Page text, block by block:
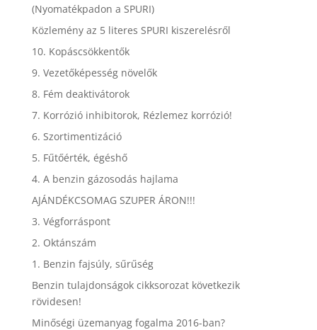
(Nyomatékpadon a SPURI)
Közlemény az 5 literes SPURI kiszerelésről
10. Kopáscsökkentők
9. Vezetőképesség növelők
8. Fém deaktivátorok
7. Korrózió inhibitorok, Rézlemez korrózió!
6. Szortimentizáció
5. Fűtőérték, égéshő
4. A benzin gázosodás hajlama
AJÁNDÉKCSOMAG SZUPER ÁRON!!!
3. Végforráspont
2. Oktánszám
1. Benzin fajsúly, sűrűség
Benzin tulajdonságok cikksorozat következik
rövidesen!
Minőségi üzemanyag fogalma 2016-ban?